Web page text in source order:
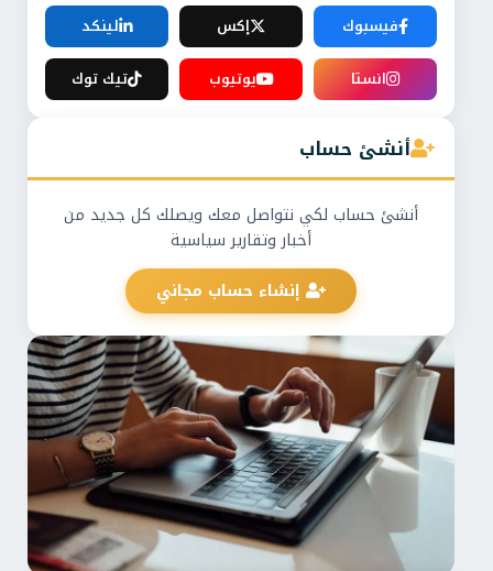
فيسبوك إكس
لينكد
انستا
يوتيوب تيك توك
أنشئ حساب
أنشئ حساب لكي نتواصل معك ويصلك كل جديد من
أخبار وتقارير سياسية
إنشاء حساب مجاني